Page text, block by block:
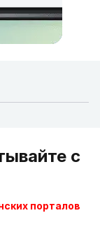
с
порталов